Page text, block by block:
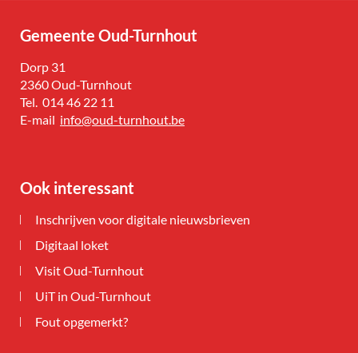
Gemeente Oud-Turnhout
Adres
Dorp 31
,2360Oud-Turnhout
Tel. 014 46 22 11
E-
info@oud-turnhout.be
Ook interessant
Inschrijven voor digitale nieuwsbrieven
Digitaal loket
Visit Oud-Turnhout
UiT in Oud-Turnhout
Fout opgemerkt?